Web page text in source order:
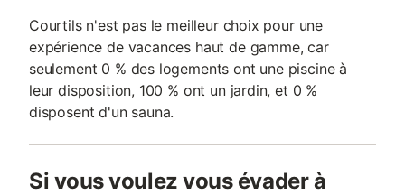
Courtils n'est pas le meilleur choix pour une
expérience de vacances haut de gamme, car
seulement 0 % des logements ont une piscine à
leur disposition, 100 % ont un jardin, et 0 %
disposent d'un sauna.
Si vous voulez vous évader à